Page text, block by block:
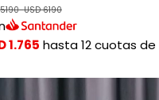
-USD 6190
1.765 hasta 12 cuotas de